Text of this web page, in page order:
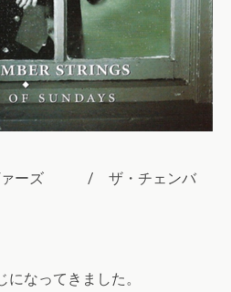
ーズ / ザ・チェンバ
なってきました。